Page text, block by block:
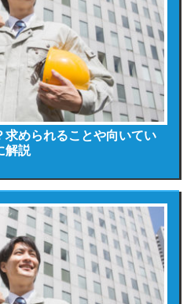
求められることや向いてい
解説